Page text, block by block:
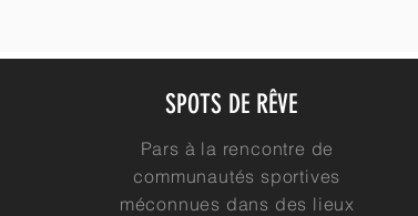
SPOTS DE RÊVE
Pars à la rencontre de
communautés sportives
méconnues dans des lieux